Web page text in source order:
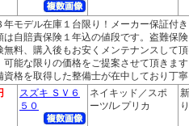
年モデル在庫１台限り！メーカー保証付
は自賠責保険１年込の値段です。盗難保
無料、購入後もお安くメンテナンスして
可能な限りの価格をご提案させて頂きま
資格を取得した整備士が在中しており丁
スズキ ＳＶ６
５０
ネイキッド／スポ
ーツ/レプリカ